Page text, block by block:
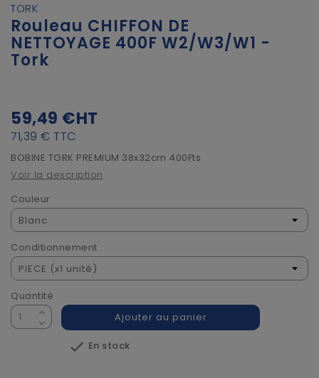
TORK
Rouleau CHIFFON DE
NETTOYAGE 400F W2/W3/W1 -
Tork
59,49 €HT
71,39 € TTC
BOBINE TORK PREMIUM 38x32cm 400Fts
Voir la description
Couleur
Conditionnement
Quantité
Ajouter au panier
 En stock